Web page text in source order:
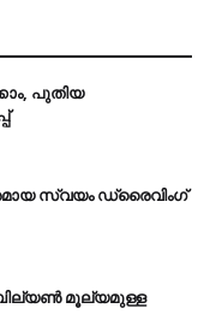
പുതിയ
സ്വയം ഡ്രൈവിംഗ്
ബില്യൺ മൂല്യമുള്ള